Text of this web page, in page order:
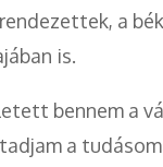
a
is.
bennem a
a